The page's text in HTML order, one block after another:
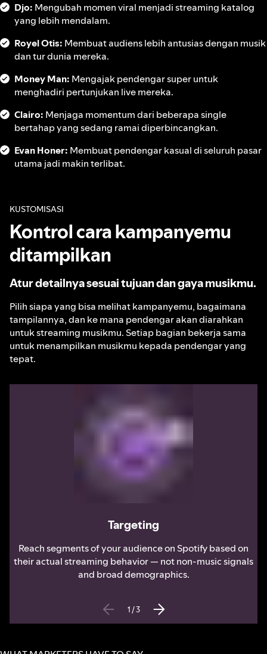
Djo: Mengubah momen viral menjadi streaming katalog
yang lebih mendalam.
Royel Otis: Membuat audiens lebih antusias dengan musik
dan tur dunia mereka.
Money Man: Mengajak pendengar super untuk
menghadiri pertunjukan live mereka.
Clairo: Menjaga momentum dari beberapa single
bertahap yang sedang ramai diperbincangkan.
Evan Honer: Membuat pendengar kasual di seluruh pasar
utama jadi makin terlibat.
KUSTOMISASI
Kontrol cara kampanyemu
ditampilkan
Atur detailnya sesuai tujuan dan gaya musikmu.
Pilih siapa yang bisa melihat kampanyemu, bagaimana
tampilannya, dan ke mana pendengar akan diarahkan
untuk streaming musikmu. Setiap bagian bekerja sama
untuk menampilkan musikmu kepada pendengar yang
tepat.
Targeting
Reach segments of your audience on Spotify based on
their actual streaming behavior — not non-music signals
and broad demographics.
1 /3